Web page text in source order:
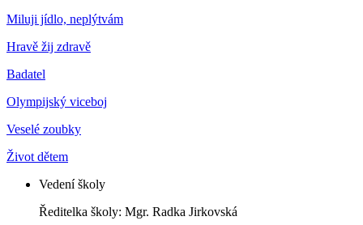
Miluji jídlo, neplýtvám
Hravě žij zdravě
Badatel
Olympijský viceboj
Veselé zoubky
Život dětem
Vedení školy
Ředitelka školy: Mgr. Radka Jirkovská